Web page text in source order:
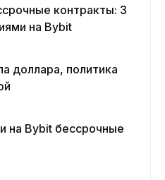
контракты: 3
на Bybit
доллара, политика
на Bybit бессрочные